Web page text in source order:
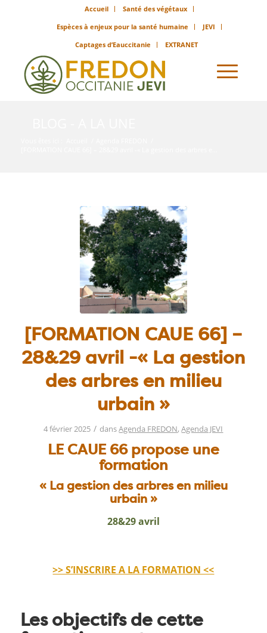
Accueil
Santé des végétaux
Espèces à enjeux pour la santé humaine
JEVI
Captages d’Eauccitanie
EXTRANET
[FORMATION CAUE 66] –
28&29 avril -« La gestion
des arbres en milieu
urbain »
4 février 2025 / dansAgenda FREDON,Agenda JEVI
LE CAUE 66 propose une
formation
« La gestion des arbres en milieu
urbain »
28&29 avril
>> S’INSCRIRE A LA FORMATION <<
Les objectifs de cette